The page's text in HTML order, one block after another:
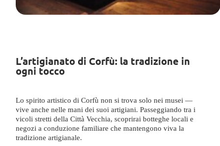
L’artigianato di Corfù: la tradizione in
ogni tocco
Lo spirito artistico di Corfù non si trova solo nei musei —
vive anche nelle mani dei suoi artigiani. Passeggiando tra i
vicoli stretti della Città Vecchia, scoprirai botteghe locali e
negozi a conduzione familiare che mantengono viva la
tradizione artigianale.